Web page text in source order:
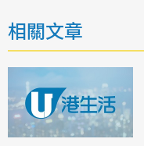
相關文章